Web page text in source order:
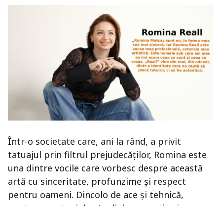
Într-o societate care, ani la rând, a privit
tatuajul prin filtrul prejudecăților, Romina este
una dintre vocile care vorbesc despre această
artă cu sinceritate, profunzime și respect
pentru oameni. Dincolo de ace și tehnică,